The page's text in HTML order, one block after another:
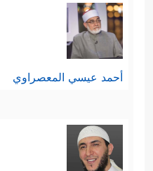
أحمد عيسي المعصراوي